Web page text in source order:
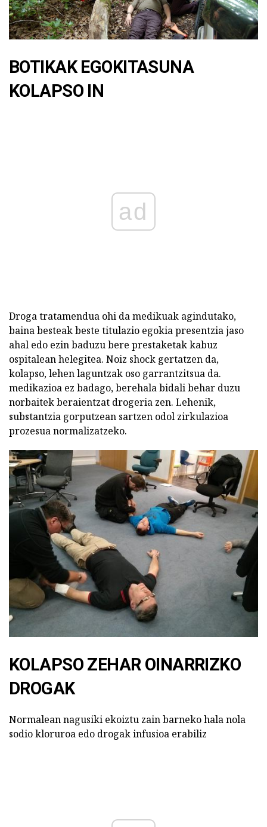
BOTIKAK EGOKITASUNA
KOLAPSO IN
ad
Droga tratamendua ohi da medikuak agindutako,
baina besteak beste titulazio egokia presentzia jaso
ahal edo ezin baduzu bere prestaketak kabuz
ospitalean helegitea. Noiz shock gertatzen da,
kolapso, lehen laguntzak oso garrantzitsua da.
medikazioa ez badago, berehala bidali behar duzu
norbaitek beraientzat drogeria zen. Lehenik,
substantzia gorputzean sartzen odol zirkulazioa
prozesua normalizatzeko.
KOLAPSO ZEHAR OINARRIZKO
DROGAK
Normalean nagusiki ekoiztu zain barneko hala nola
sodio kloruroa edo drogak infusioa erabiliz